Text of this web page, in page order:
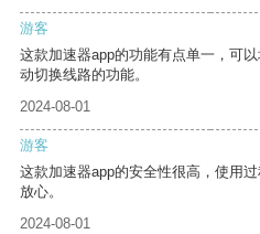
游客
这款加速器app的功能有点单一，可
动切换线路的功能。
2024-08-01
游客
这款加速器app的安全性很高，使用
放心。
2024-08-01